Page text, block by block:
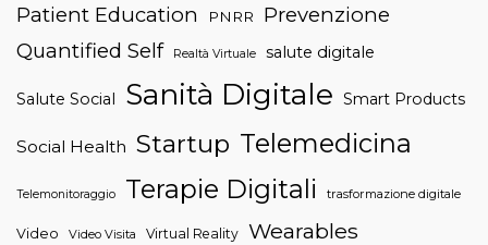
Patient Education PNRR
Prevenzione
Quantified Self
Realtà Virtuale salute digitale
Salute Social Sanità Digitale Smart Products
Social Health Startup Telemedicina
Telemonitoraggio Terapie Digitali trasformazione digitale
Video Video Visita Virtual Reality Wearables